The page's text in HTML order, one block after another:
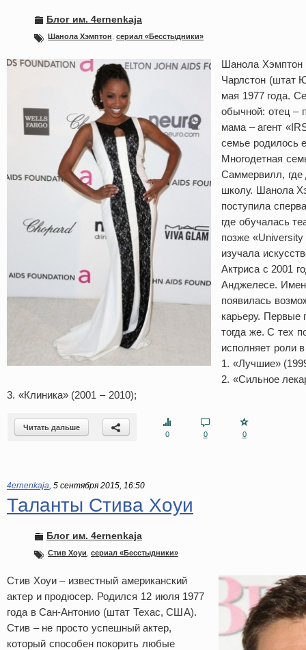
Блог им. 4ernenkaja
Шанола Хэмптон сериал «Бесстыдники»
Шанола Хэмптон
Чарлстон (штат
мая 1977 года.
обычной: отец –
мама – агент
семье родилось
Многодетная
Саммервилл, где
школу. Шанола
поступила
где обучалась
позже
изучала
Актриса с 2001
Анджелесе.
появилась
карьеру.
тогда же. С тех
исполняет роли
1. «Лучшие»
2. «Сильное
3. «Клиника» (2001 – 2010);
Читать дальше
0
0 0
4ernenkaja, 5 сентября 2015, 16:50
Таланты Стива Хоуи
Блог им. 4ernenkaja
Стив Хоуи сериал «Бесстыдники»
Стив Хоуи – известный американский
актер и продюсер. Родился 12 июля 1977
года в Сан-Антонио (штат Техас, США).
Стив – не просто успешный актер,
который способен покорить любые